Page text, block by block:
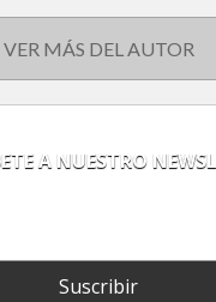
VER MÁS DEL AUTOR
A NUESTRO
Suscribir